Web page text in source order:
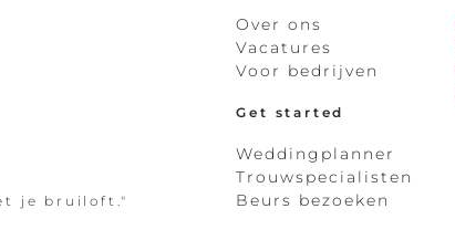
je bruiloft."
Over ons
Vacatures
Voor bedrijven
Get started
Weddingplanner
Trouwspecialisten
Beurs bezoeken